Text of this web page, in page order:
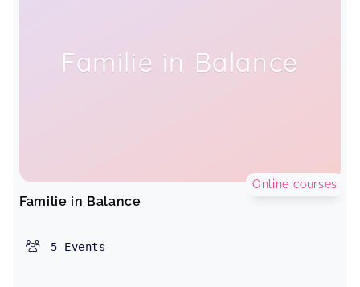
Familie in Balance
Familie in Balance
Online courses
5 Events